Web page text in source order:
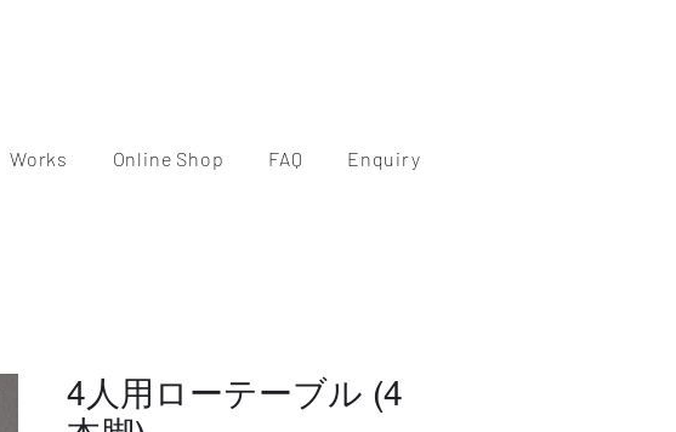
Works Online Shop FAQ Enquiry
4人用ローテーブル (4